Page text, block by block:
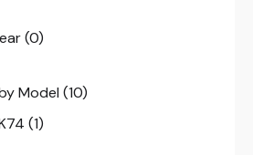
(0)
Model (10)
(1)